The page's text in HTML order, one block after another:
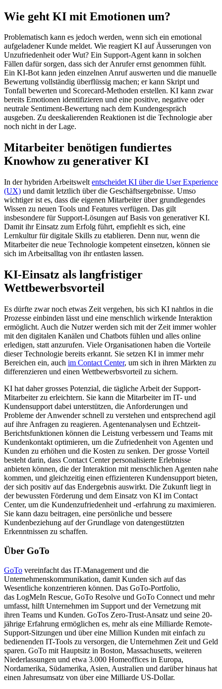
Wie geht KI mit Emotionen um?
Problematisch kann es jedoch werden, wenn sich ein emotional
aufgeladener Kunde meldet. Wie reagiert KI auf Äusserungen von
Unzufriedenheit oder Wut? Ein Support-Agent kann in solchen
Fällen dafür sorgen, dass sich der Anrufer ernst genommen fühlt.
Ein KI-Bot kann jeden einzelnen Anruf auswerten und die manuelle
Bewertung vollständig überflüssig machen; er kann Skript und
Tonfall bewerten und Scorecard-Methoden erstellen. KI kann zwar
bereits Emotionen identifizieren und eine positive, negative oder
neutrale Sentiment-Bewertung nach dem Kundengespräch
ausgeben. Zu deeskalierenden Reaktionen ist die Technologie aber
noch nicht in der Lage.
Mitarbeiter benötigen fundiertes
Knowhow zu generativer KI
In der hybriden Arbeitswelt entscheidet KI über die User Experience
(UX) und damit letztlich über die Geschäftsergebnisse. Umso
wichtiger ist es, dass die eigenen Mitarbeiter über grundlegendes
Wissen zu neuen Tools und Features verfügen. Das gilt
insbesondere für Support-Lösungen auf Basis von generativer KI.
Damit ihr Einsatz zum Erfolg führt, empfiehlt es sich, eine
Lernkultur für digitale Skills zu etablieren. Denn nur, wenn die
Mitarbeiter die neue Technologie kompetent einsetzen, können sie
sich im Arbeitsalltag von ihr entlasten lassen.
KI-Einsatz als langfristiger
Wettbewerbsvorteil
Es dürfte zwar noch etwas Zeit vergehen, bis sich KI nahtlos in die
Prozesse einbinden lässt und eine menschlich wirkende Interaktion
ermöglicht. Auch die Nutzer werden sich mit der Zeit immer wohler
mit den digitalen Kanälen und Chatbots fühlen und alles online
erledigen, statt anzurufen. Viele Organisationen haben die Vorteile
dieser Technologie bereits erkannt. Sie setzen KI in immer mehr
Bereichen ein, auch im Contact Center, um sich in ihren Märkten zu
differenzieren und einen Wettbewerbsvorteil zu sichern.
KI hat daher grosses Potenzial, die tägliche Arbeit der Support-
Mitarbeiter zu erleichtern. Sie kann die Mitarbeiter im IT- und
Kundensupport dabei unterstützen, die Anforderungen und
Probleme der Anwender schnell zu verstehen und entsprechend agil
auf ihre Anfragen zu reagieren. Agentenanalysen und Echtzeit-
Berichtsfunktionen können die Leistung verbessern und Teams mit
Kundenkontakt optimieren, um die Zufriedenheit von Agenten und
Kunden zu erhöhen und die Kosten zu senken. Der grosse Vorteil
besteht darin, dass Contact Center personalisierte Erlebnisse
anbieten können, die der Interaktion mit menschlichen Agenten nahe
kommen, und gleichzeitig einen effizienteren Kundensupport bieten,
der sich positiv auf das Endergebnis auswirkt. Die Zukunft liegt in
der bewussten Förderung und dem Einsatz von KI im Contact
Center, um die Kundenzufriedenheit und -erfahrung zu maximieren.
Sie kann dazu beitragen, eine persönliche und bessere
Kundenbeziehung auf der Grundlage von datengestützten
Erkenntnissen zu schaffen.
Über GoTo
GoTo vereinfacht das IT-Management und die
Unternehmenskommunikation, damit Kunden sich auf das
Wesentliche konzentrieren können. Das GoTo-Portfolio,
das LogMeIn Rescue, GoTo Resolve und GoTo Connect und mehr
umfasst, hilft Unternehmen im Support und der Vernetzung mit
ihren Teams und Kunden. GoTos Zero-Trust-Ansatz und seine 20-
jährige Erfahrung ermöglichen es, mehr als eine Milliarde Remote-
Support-Sitzungen und über eine Million Kunden mit einfach zu
bedienenden IT-Tools zu versorgen, die Unternehmen Zeit und Geld
sparen. GoTo mit Hauptsitz in Boston, Massachusetts, weiteren
Niederlassungen und etwa 3.000 Homeoffices in Europa,
Nordamerika, Südamerika, Asien, Australien und darüber hinaus hat
einen Jahresumsatz von über eine Milliarde US-Dollar.